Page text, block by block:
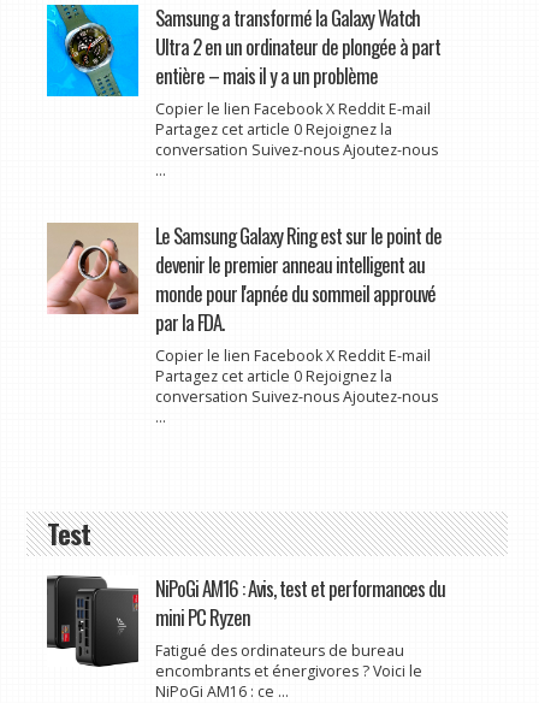
Samsung a transformé la Galaxy Watch
Ultra 2 en un ordinateur de plongée à part
entière – mais il y a un problème
Copier le lien Facebook X Reddit E-mail
Partagez cet article 0 Rejoignez la
conversation Suivez-nous Ajoutez-nous
...
Le Samsung Galaxy Ring est sur le point de
devenir le premier anneau intelligent au
monde pour l'apnée du sommeil approuvé
par la FDA.
Copier le lien Facebook X Reddit E-mail
Partagez cet article 0 Rejoignez la
conversation Suivez-nous Ajoutez-nous
...
Test
NiPoGi AM16 : Avis, test et performances du
mini PC Ryzen
Fatigué des ordinateurs de bureau
encombrants et énergivores ? Voici le
NiPoGi AM16 : ce ...